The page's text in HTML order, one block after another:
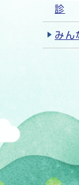
診
みん